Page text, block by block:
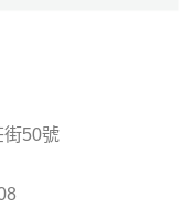
街50號